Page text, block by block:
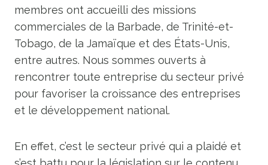
membres ont accueilli des missions
commerciales de la Barbade, de Trinité-et-
Tobago, de la Jamaïque et des États-Unis,
entre autres. Nous sommes ouverts à
rencontrer toute entreprise du secteur privé
pour favoriser la croissance des entreprises
et le développement national.
En effet, c’est le secteur privé qui a plaidé et